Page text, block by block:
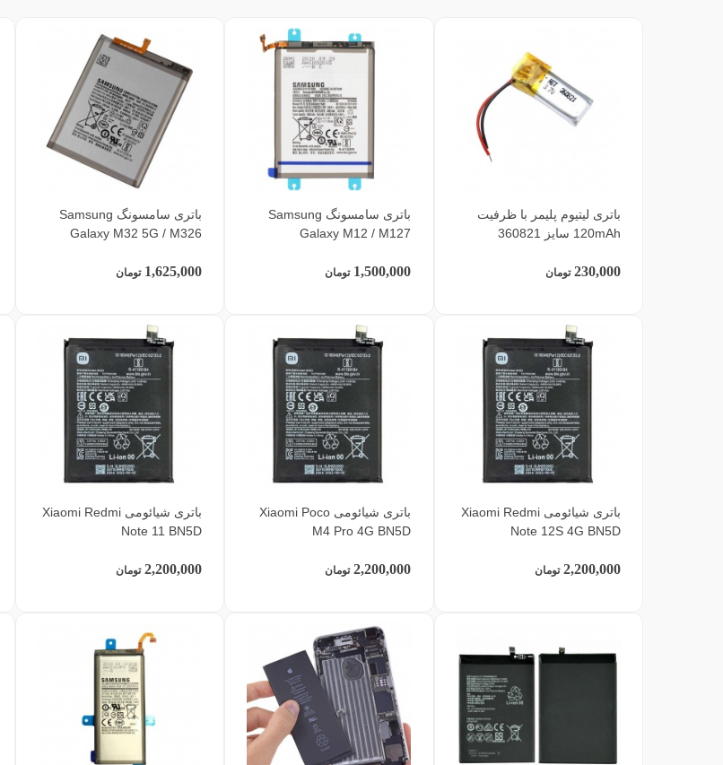
باتری لیتیوم پلیمر با ظرفیت
120mAh سایز 360821
230,000 تومان
باتری سامسونگ Samsung
Galaxy M12 / M127
1,500,000 تومان
باتری سامسونگ Samsung
Galaxy M32 5G / M326
1,625,000 تومان
باتری شیائومی Xiaomi Redmi
Note 12S 4G BN5D
2,200,000 تومان
باتری شیائومی Xiaomi Poco
M4 Pro 4G BN5D
2,200,000 تومان
باتری شیائومی Xiaomi Redmi
Note 11 BN5D
2,200,000 تومان